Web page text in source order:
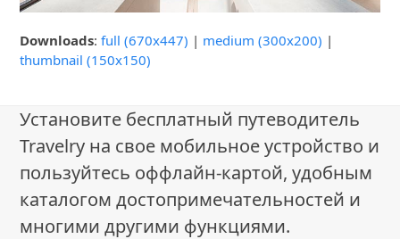
Downloads:full (670x447) | medium (300x200) |
thumbnail (150x150)
Установите бесплатный путеводитель
Travelry на свое мобильное устройство и
пользуйтесь оффлайн-картой, удобным
каталогом достопримечательностей и
многими другими функциями.